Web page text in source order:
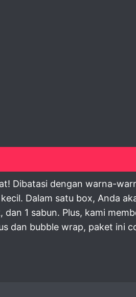
Dibatasi dengan warna-
Dalam satu box, Anda
dan 1 sabun. Plus, kami
dan bubble wrap, paket ini